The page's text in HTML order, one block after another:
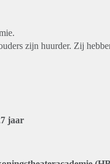
zijn huurder. Zij
jaar